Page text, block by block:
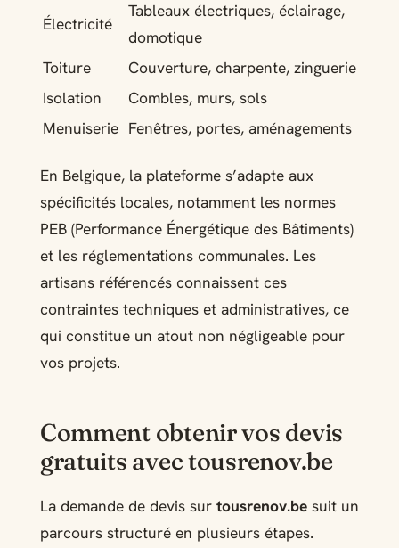
Électricité
Tableaux électriques, éclairage,
domotique
Toiture
Couverture, charpente, zinguerie
Isolation
Combles, murs, sols
Menuiserie Fenêtres, portes, aménagements
En Belgique, la plateforme s’adapte aux
spécificités locales, notamment les normes
PEB (Performance Énergétique des Bâtiments)
et les réglementations communales. Les
artisans référencés connaissent ces
contraintes techniques et administratives, ce
qui constitue un atout non négligeable pour
vos projets.
Comment obtenir vos devis
gratuits avec tousrenov.be
La demande de devis sur tousrenov.besuit un
parcours structuré en plusieurs étapes.